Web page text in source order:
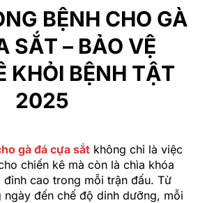
BỆNH CHO GÀ
SẮT – BẢO VỆ
KHỎI BỆNH TẬT
2025
gà đá cựa sắt không chỉ là việc
chiến kê mà còn là chìa khóa
cao trong mỗi trận đấu. Từ
ngày đến chế độ dinh dưỡng, mỗi